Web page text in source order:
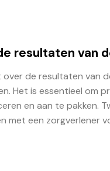
resultaten van
de resultaten van
Het is essentieel om
en aan te pakken.
een zorgverlener